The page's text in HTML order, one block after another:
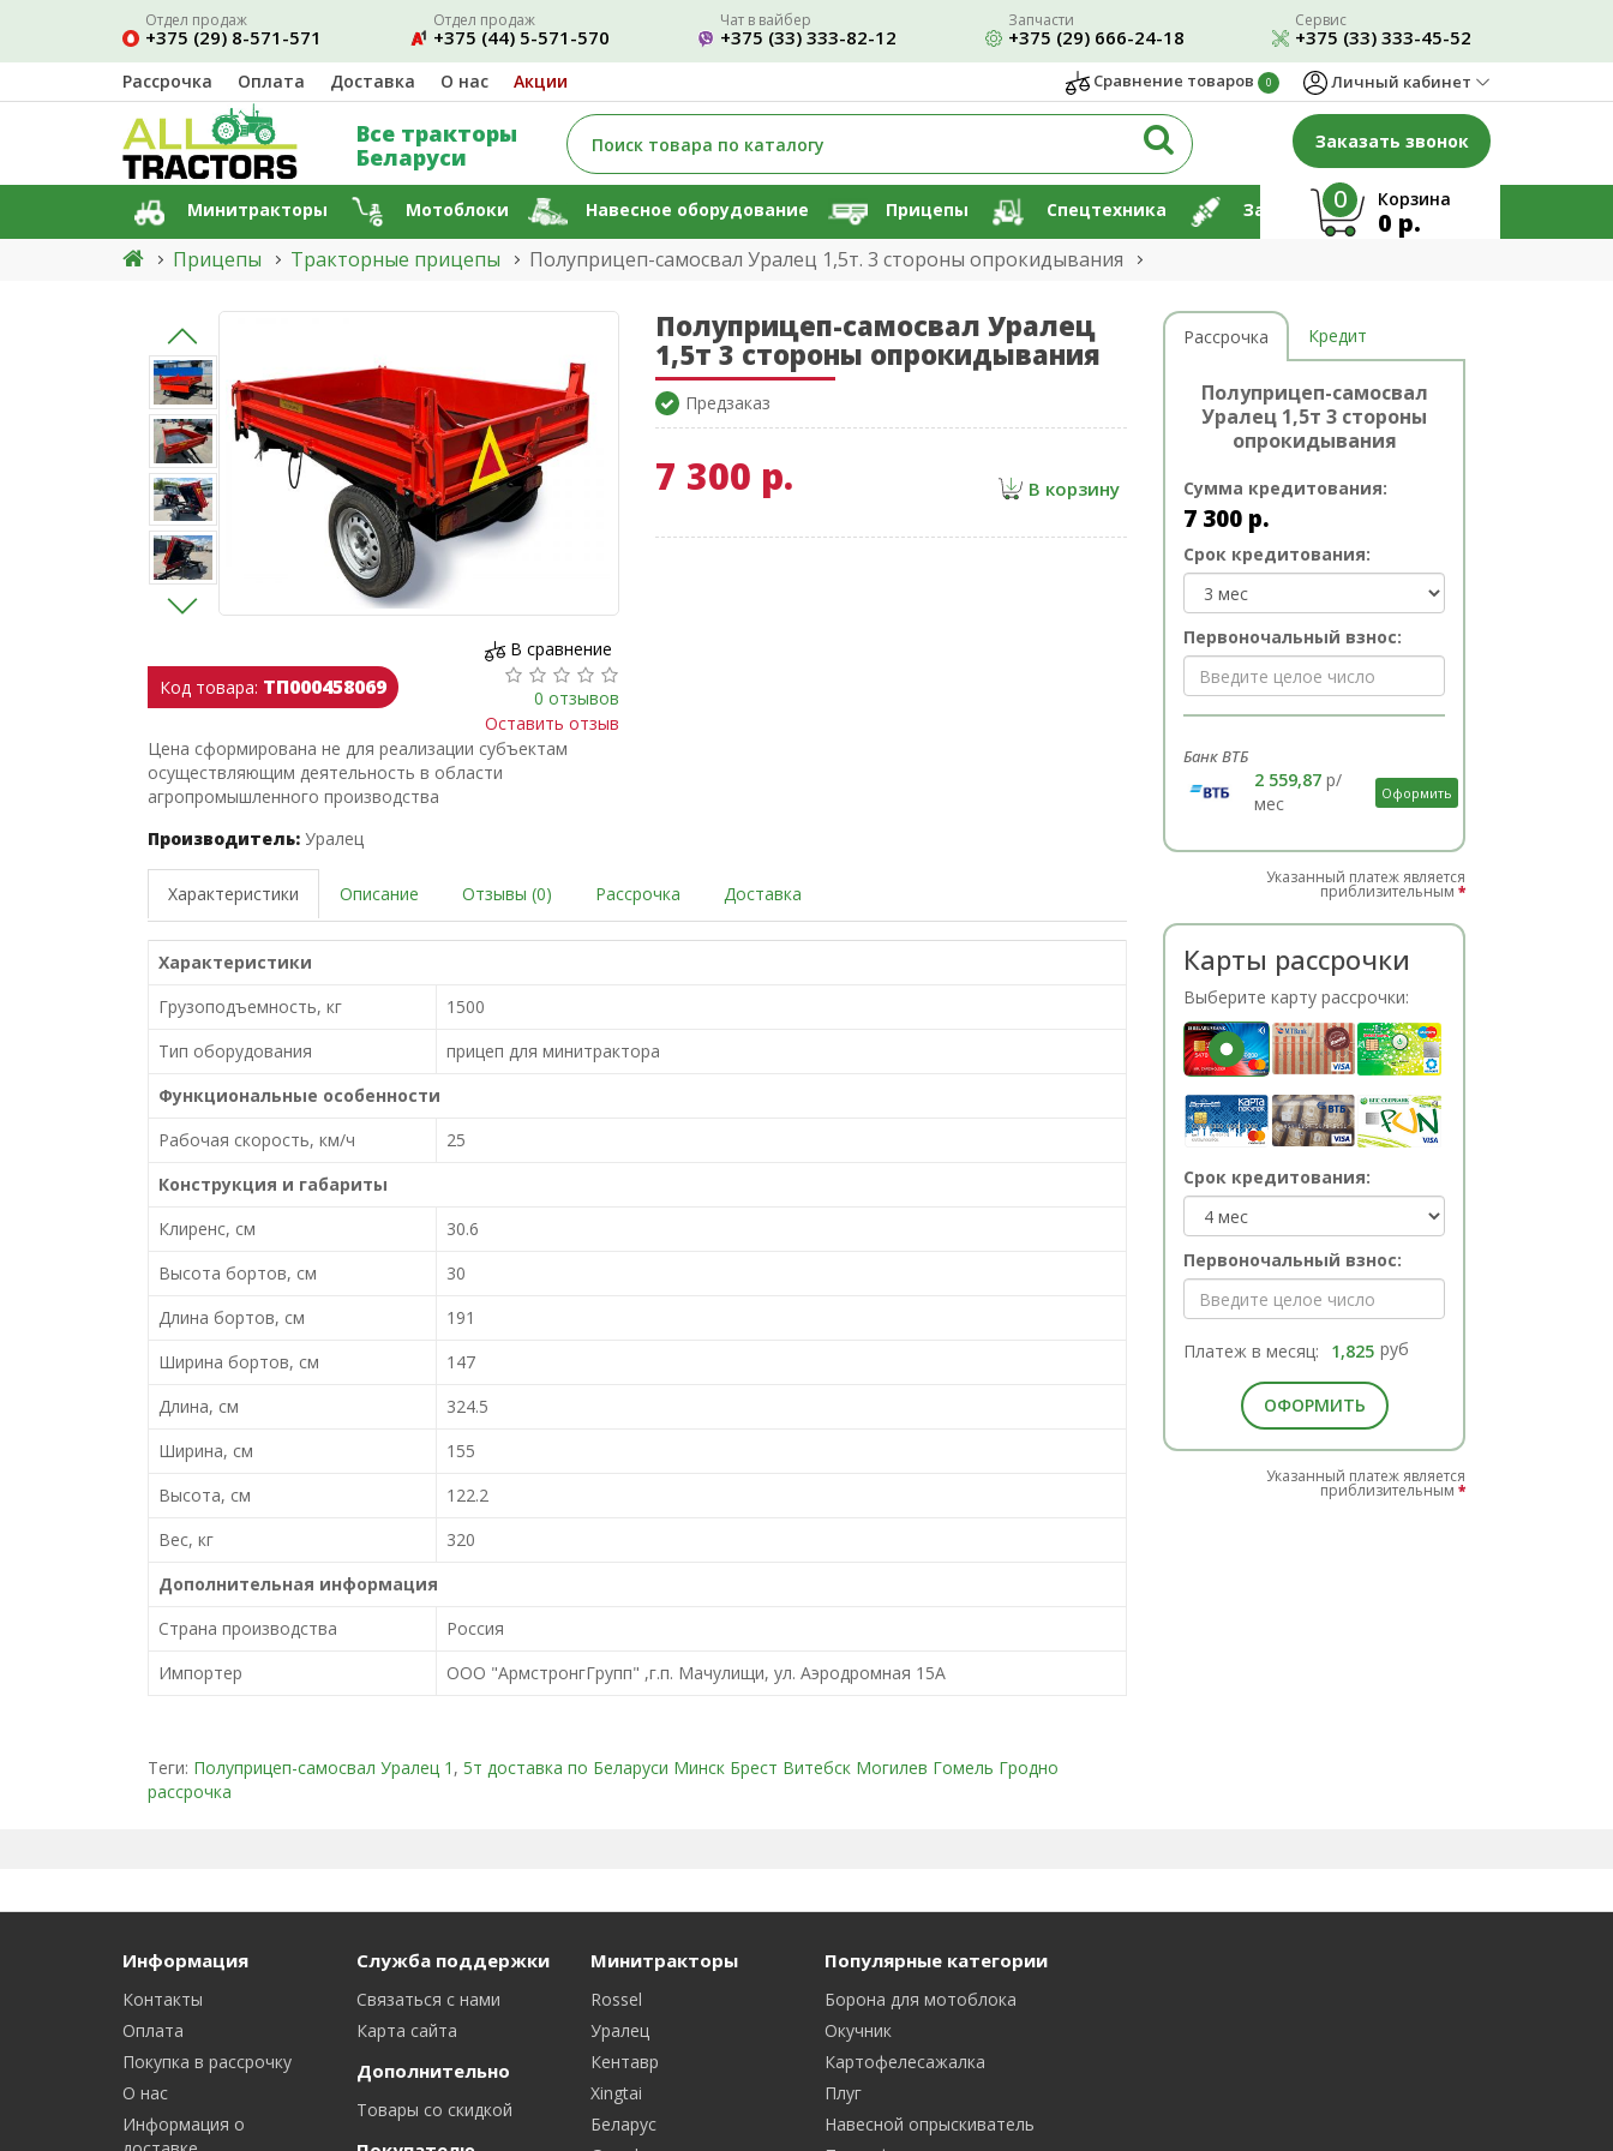
Отдел продаж
+375 (29) 8-571-571
Отдел продаж
+375 (44) 5-571-570
Чат в вайбер
+375 (33) 333-82-12
Запчасти
+375 (29) 666-24-18
Сервис
+375 (33) 333-45-52
Рассрочка Оплата Доставка О нас Акции Сравнение товаров 0 Личный кабинет
Все тракторы
Беларуси
Заказать звонок
Корзина
0
0 р.
Минитракторы Мотоблоки Навесное оборудование Прицепы Спецтехника Запчасти Ремонт
Прицепы Тракторные прицепы Полуприцеп-самосвал Уралец 1,5т. 3 стороны опрокидывания
Код товара: ТП000458069
В сравнение
0 отзывов
Оставить отзыв
Цена сформирована не для реализации субъектам
осуществляющим деятельность в области
агропромышленного производства
Полуприцеп-самосвал Уралец
1,5т 3 стороны опрокидывания
Предзаказ
7 300 р. В корзину
Производитель: Уралец
Характеристики Описание Отзывы (0) Рассрочка Доставка
Характеристики
Грузоподъемность, кг
1500
Тип оборудования
прицеп для минитрактора
Функциональные особенности
Рабочая скорость, км/ч
25
Конструкция и габариты
Клиренс, см
30.6
Высота бортов, см
30
Длина бортов, см
191
Ширина бортов, см
147
Длина, см
324.5
Ширина, см
155
Высота, см
122.2
Вес, кг
320
Дополнительная информация
Страна производства
Россия
Импортер
ООО "АрмстронгГрупп" ,г.п. Мачулищи, ул. Аэродромная 15А
Теги: Полуприцеп-самосвал Уралец 1 , 5т доставка по Беларуси Минск Брест Витебск Могилев Гомель Гродно
рассрочка
Рассрочка Кредит
Полуприцеп-самосвал
Уралец 1,5т 3 стороны
опрокидывания
Сумма кредитования:
7 300 р.
Срок кредитования:
Первоночальный взнос:
Банк ВТБ
2 559,87 р/
мес
Оформить
Указанный платеж является
приблизительным*
Карты рассрочки
Выберите карту рассрочки:
Срок кредитования:
Первоночальный взнос:
Платеж в месяц: 1,825 руб
ОФОРМИТЬ
Указанный платеж является
приблизительным*
Информация
Контакты
Оплата
Покупка в рассрочку
О нас
Информация о
Служба поддержки
Связаться с нами
Карта сайта
Дополнительно
Товары со скидкой
Минитракторы
Rossel
Уралец
Кентавр
Xingtai
Беларус
Популярные категории
Борона для мотоблока
Окучник
Картофелесажалка
Плуг
Навесной опрыскиватель